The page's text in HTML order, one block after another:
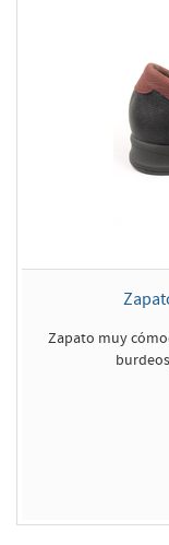
Zapato muy